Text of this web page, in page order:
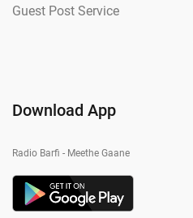
Guest Post Service
Download App
Radio Barfi - Meethe Gaane